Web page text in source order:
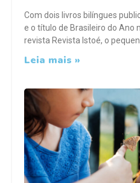
Com dois livros bilíngues
e o título de Brasileiro do Ano
revista Revista Istoé, o
Leia mais »